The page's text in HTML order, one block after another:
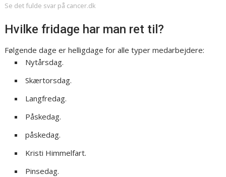
Se det fulde svar på cancer.dk
Hvilke fridage har man ret til?
Følgende dage er helligdage for alle typer medarbejdere:
Nytårsdag.
Skærtorsdag.
Langfredag.
Påskedag.
påskedag.
Kristi Himmelfart.
Pinsedag.